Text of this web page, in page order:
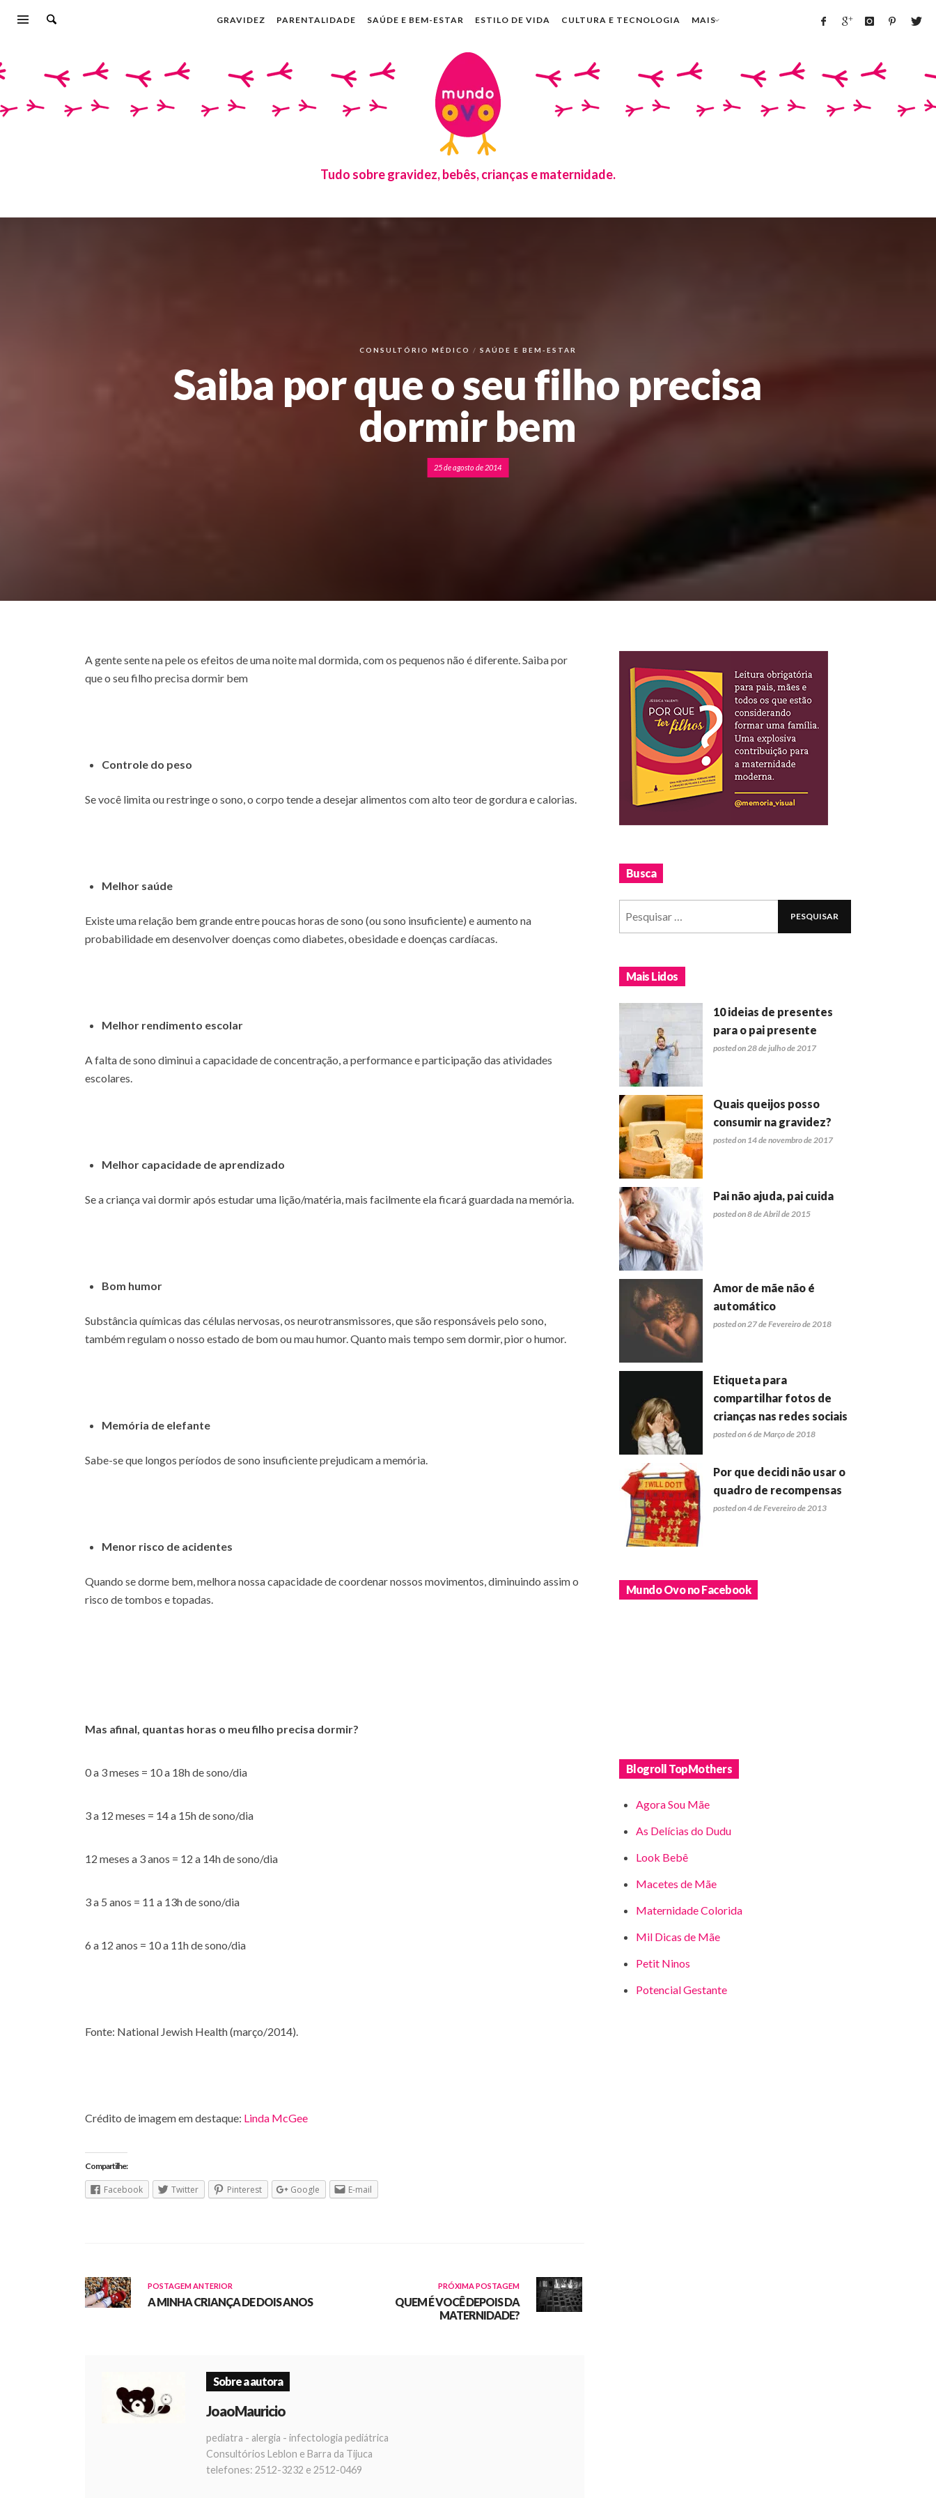
GRAVIDEZ PARENTALIDADE SAÚDE E BEM-ESTAR ESTILO DE VIDA CULTURA E TECNOLOGIA MAIS
Tudo sobre gravidez, bebês, crianças e maternidade.
CONSULTÓRIO MÉDICO SAÚDE E BEM-ESTAR
Saiba por que o seu filho precisa
dormir bem
25 de agosto de 2014
A gente sente na pele os efeitos de uma noite mal dormida, com os pequenos não é diferente. Saiba por
que o seu filho precisa dormir bem
Controle do peso
Se você limita ou restringe o sono, o corpo tende a desejar alimentos com alto teor de gordura e calorias.
Melhor saúde
Existe uma relação bem grande entre poucas horas de sono (ou sono insuficiente) e aumento na
probabilidade em desenvolver doenças como diabetes, obesidade e doenças cardíacas.
Melhor rendimento escolar
A falta de sono diminui a capacidade de concentração, a performance e participação das atividades
escolares.
Melhor capacidade de aprendizado
Se a criança vai dormir após estudar uma lição/matéria, mais facilmente ela ficará guardada na memória.
Bom humor
Substância químicas das células nervosas, os neurotransmissores, que são responsáveis pelo sono,
também regulam o nosso estado de bom ou mau humor. Quanto mais tempo sem dormir, pior o humor.
Memória de elefante
Sabe-se que longos períodos de sono insuficiente prejudicam a memória.
Menor risco de acidentes
Quando se dorme bem, melhora nossa capacidade de coordenar nossos movimentos, diminuindo assim o
risco de tombos e topadas.
Mas afinal, quantas horas o meu filho precisa dormir?
0 a 3 meses = 10 a 18h de sono/dia
3 a 12 meses = 14 a 15h de sono/dia
12 meses a 3 anos = 12 a 14h de sono/dia
3 a 5 anos = 11 a 13h de sono/dia
6 a 12 anos = 10 a 11h de sono/dia
Fonte: National Jewish Health (março/2014).
Crédito de imagem em destaque: Linda McGee
Compartilhe:
Facebook Twitter Pinterest Google E-mail
POSTAGEM ANTERIOR
A MINHA CRIANÇA DE DOIS ANOS
PRÓXIMA POSTAGEM
QUEM É VOCÊ DEPOIS DA
MATERNIDADE?
Sobre a autora
JoaoMauricio
pediatra - alergia - infectologia pediátrica
Consultórios Leblon e Barra da Tijuca
telefones: 2512-3232 e 2512-0469
Busca
Mais Lidos
10 ideias de presentes
para o pai presente
posted on 28 de julho de 2017
Quais queijos posso
consumir na gravidez?
posted on 14 de novembro de 2017
Pai não ajuda, pai cuida
posted on 8 de Abril de 2015
Amor de mãe não é
automático
posted on 27 de Fevereiro de 2018
Etiqueta para
compartilhar fotos de
crianças nas redes sociais
posted on 6 de Março de 2018
Por que decidi não usar o
quadro de recompensas
posted on 4 de Fevereiro de 2013
Mundo Ovo no Facebook
Blogroll TopMothers
Agora Sou Mãe
As Delícias do Dudu
Look Bebê
Macetes de Mãe
Maternidade Colorida
Mil Dicas de Mãe
Petit Ninos
Potencial Gestante